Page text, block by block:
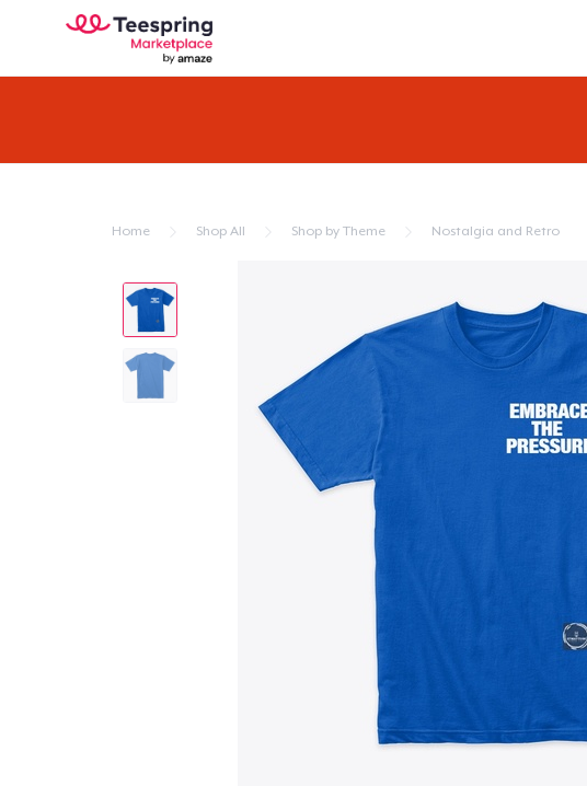
Home Shop All Shop by Theme Nostalgia and Retro